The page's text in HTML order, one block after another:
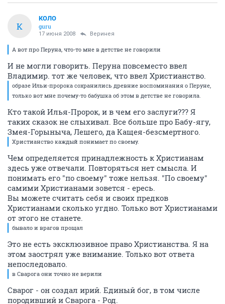
К
КОЛО
guru
17 июня 2008 Веринея
А вот про Перуна, что-то мне в детстве не говорили
И не могли говорить. Перуна повсеместо ввел
Владимир. тот же человек, что ввел Христианство.
образе Ильи-пророка сохранились древние воспоминания о Перуне,
только вот мне почему-то бабушка об этом в детстве не говорила.
Кто такой Илья-Пророк, и в чем его заслуги??? Я
таких сказок не слыхивал. Все больше про Бабу-ягу,
Змея-Горыныча, Лешего, да Кащея-безсмертного.
Христианство каждый понимает по своему.
Чем определяется принадлежность к Христианам
здесь уже отвечали. Повторяться нет смысла. И
понимать его "по своему" тоже нельзя. "По своему"
самими Христианами зовется - ересь.
Вы можете считать себя и своих предков
Христианами сколько угдно. Только вот Христианами
от этого не станете.
бывало и врагов прощал
Это не есть эксклюзивное право Христианства. Я на
этом заострял уже внимание. Только вот ответа
непоследовало.
в Сварога они точно не верили
Сварог - он создал ирий. Единый бог, в том числе
породивший и Сварога - Род.